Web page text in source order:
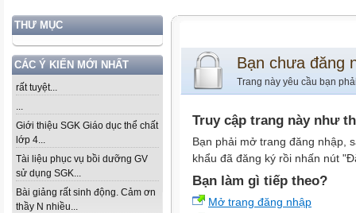
THƯ MỤC
CÁC Ý KIẾN MỚI NHẤT
rất tuyệt...
...
Giới thiệu SGK Giáo dục thể chất
lớp 4...
Tài liệu phục vụ bồi dưỡng GV
sử dụng SGK...
Bài giảng rất sinh động. Cảm ơn
thầy N nhiều...
Bạn chưa đăng
Trang này yêu cầu bạn
Truy cập trang này như
Bạn phải mở trang đăng nhập,
khẩu đã đăng ký rồi nhấn nút
Bạn làm gì tiếp theo?
Mở trang đăng nhập